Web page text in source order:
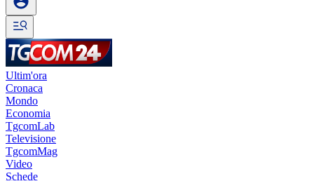
Ultim'ora
Cronaca
Mondo
Economia
TgcomLab
Televisione
TgcomMag
Video
Schede